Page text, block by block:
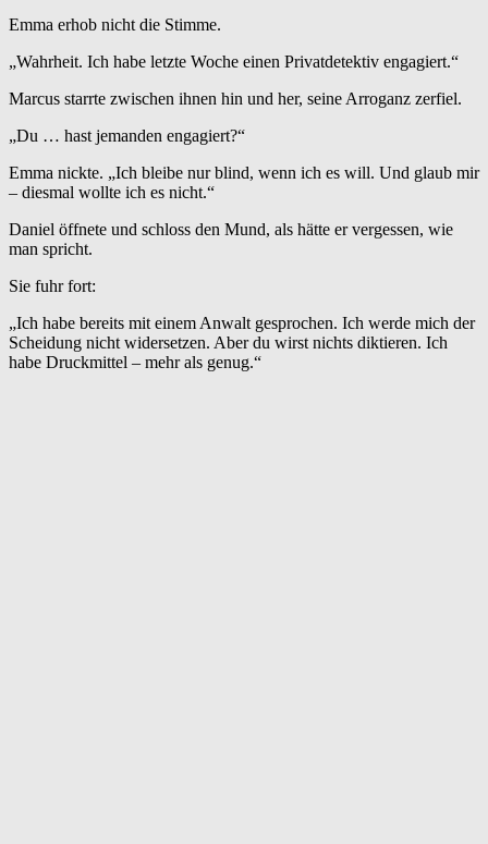
Emma erhob nicht die Stimme.
„Wahrheit. Ich habe letzte Woche einen Privatdetektiv engagiert.“
Marcus starrte zwischen ihnen hin und her, seine Arroganz zerfiel.
„Du … hast jemanden engagiert?“
Emma nickte. „Ich bleibe nur blind, wenn ich es will. Und glaub mir
– diesmal wollte ich es nicht.“
Daniel öffnete und schloss den Mund, als hätte er vergessen, wie
man spricht.
Sie fuhr fort:
„Ich habe bereits mit einem Anwalt gesprochen. Ich werde mich der
Scheidung nicht widersetzen. Aber du wirst nichts diktieren. Ich
habe Druckmittel – mehr als genug.“